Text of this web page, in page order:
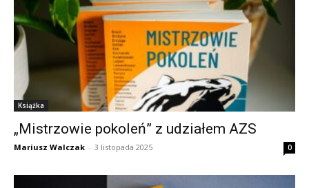
Książka
„Mistrzowie pokoleń” z udziałem AZS
Mariusz Walczak - 3 listopada 2025 0